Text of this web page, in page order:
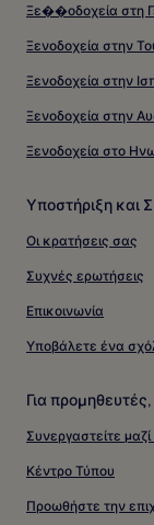
Ξε��οδοχεία στη
Ξενοδοχεία στην
Ξενοδοχεία στην
Ξενοδοχεία στην
Ξενοδοχεία στο
Υποστήριξη και
Οι κρατήσεις σας
Συχνές ερωτήσεις
Επικοινωνία
Υποβάλετε ένα
Για
Συνεργαστείτε
Κέντρο Τύπου
Προωθήστε την